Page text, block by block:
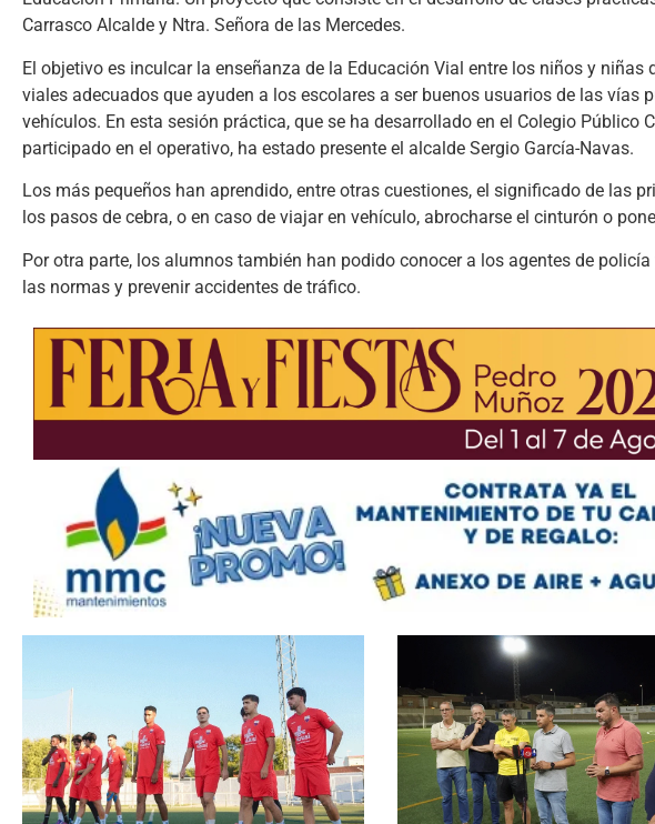
Carrasco Alcalde y Ntra. Señora de las Mercedes.
El objetivo es inculcar la enseñanza de la Educación Vial entre los niños y
viales adecuados que ayuden a los escolares a ser buenos usuarios de las vías
vehículos. En esta sesión práctica, que se ha desarrollado en el Colegio Público
participado en el operativo, ha estado presente el alcalde Sergio García-Navas.
Los más pequeños han aprendido, entre otras cuestiones, el significado de las
los pasos de cebra, o en caso de viajar en vehículo, abrocharse el cinturón o
Por otra parte, los alumnos también han podido conocer a los agentes de
las normas y prevenir accidentes de tráfico.